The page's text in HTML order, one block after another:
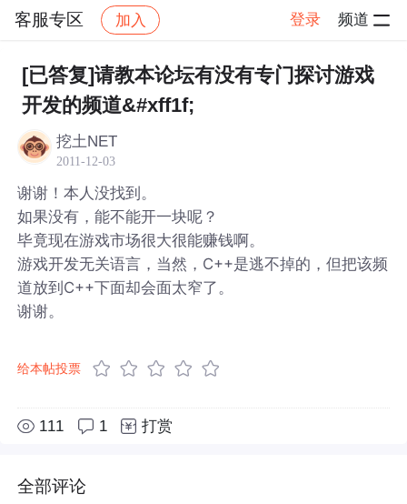
客服专区 加入 登录 频道
社区 客服专区 帖子详情
[已答复]请教本论坛有没有专门探讨游戏
开发的频道&#xff1f;
挖土NET
2011-12-03
谢谢！本人没找到。
如果没有，能不能开一块呢？
毕竟现在游戏市场很大很能赚钱啊。
游戏开发无关语言，当然，C++是逃不掉的，但把该频
道放到C++下面却会面太窄了。
谢谢。
给本帖投票
111 1 打赏
全部评论